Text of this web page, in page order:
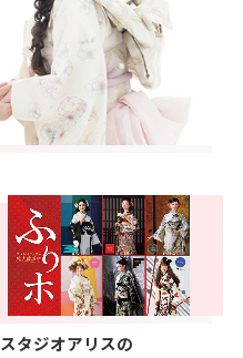
スタジオアリスの